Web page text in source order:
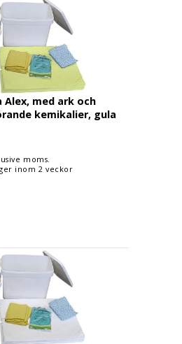
Alex, med ark och
kemikalier, gula
moms.
inom 2 veckor
Alex, med ark och granulat,